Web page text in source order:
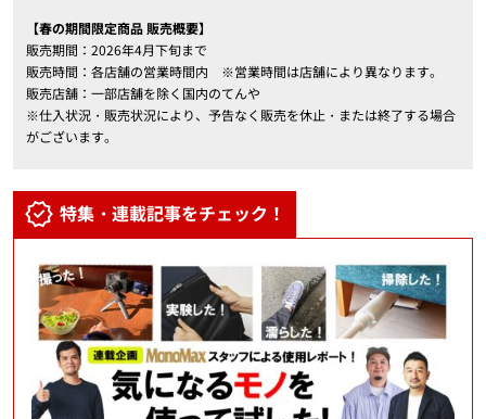
【春の期間限定商品 販売概要】
販売期間：2026年4月下旬まで
販売時間：各店舗の営業時間内 ※営業時間は店舗により異なります。
販売店舗：一部店舗を除く国内のてんや
※仕入状況・販売状況により、予告なく販売を休止・または終了する場合
がございます。
特集・連載記事をチェック！